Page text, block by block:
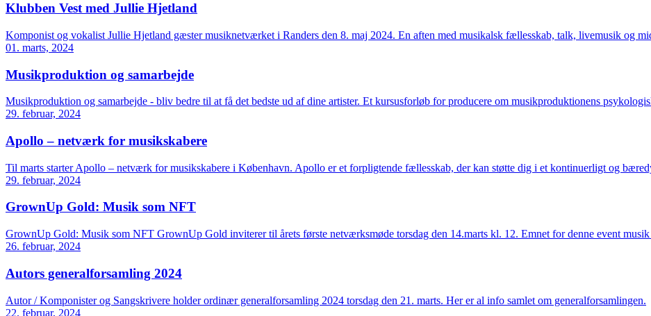
Klubben Vest med Jullie Hjetland
Komponist og vokalist Jullie Hjetland gæster musiknetværket i Randers den 8. maj 2024. En aften med musikalsk fællesskab, talk, livemusik og
01. marts, 2024
Musikproduktion og samarbejde
Musikproduktion og samarbejde - bliv bedre til at få det bedste ud af dine artister. Et kursusforløb for producere om musikproduktionens
29. februar, 2024
Apollo – netværk for musikskabere
Til marts starter Apollo – netværk for musikskabere i København. Apollo er et forpligtende fællesskab, der kan støtte dig i et kontinuerligt og
29. februar, 2024
GrownUp Gold: Musik som NFT
GrownUp Gold: Musik som NFT GrownUp Gold inviterer til årets første netværksmøde torsdag den 14.marts kl. 12. Emnet for denne event
26. februar, 2024
Autors generalforsamling 2024
Autor / Komponister og Sangskrivere holder ordinær generalforsamling 2024 torsdag den 21. marts. Her er al info samlet om generalforsamlingen.
22. februar, 2024